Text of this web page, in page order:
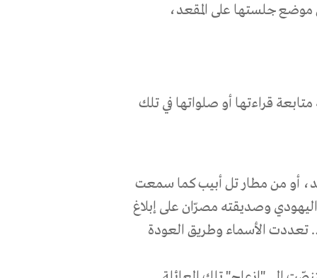
جلستها على المقعد،
قراءتها أو صلواتها في تلك
أو من مطار تل أبيب كما سمعت
وصديقته مصرّان على إبلاغ
تعددت الأسماء وطريق العودة